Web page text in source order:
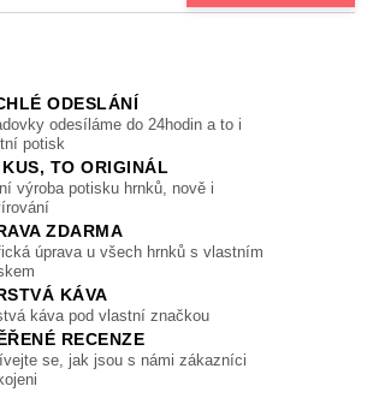
ODESLÁNÍ
odesíláme do 24hodin a to i
potisk
TO ORIGINÁL
výroba potisku hrnků, nově i
ZDARMA
úprava u všech hrnků s vlastním
KÁVA
káva pod vlastní značkou
RECENZE
se, jak jsou s námi zákazníci